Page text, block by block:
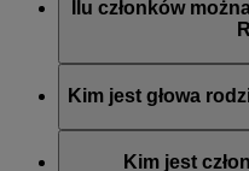
biznes.
Ilu członków
Ośmiu (włączając w to
Kim jest głowa
w ProgramieKim jest